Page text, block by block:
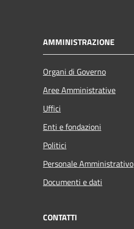
AMMINISTRAZIONE
Organi di Governo
Aree Amministrative
Uffici
Enti e fondazioni
Politici
Personale Amministrativo
Documenti e dati
CONTATTI